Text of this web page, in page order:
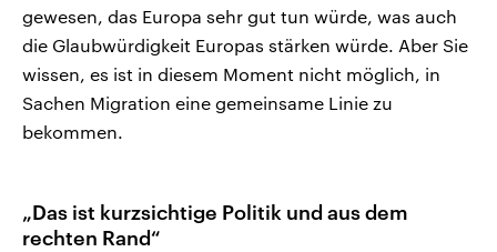
gewesen, das Europa sehr gut tun würde, was auch
die Glaubwürdigkeit Europas stärken würde. Aber Sie
wissen, es ist in diesem Moment nicht möglich, in
Sachen Migration eine gemeinsame Linie zu
bekommen.
„Das ist kurzsichtige Politik und aus dem
rechten Rand“